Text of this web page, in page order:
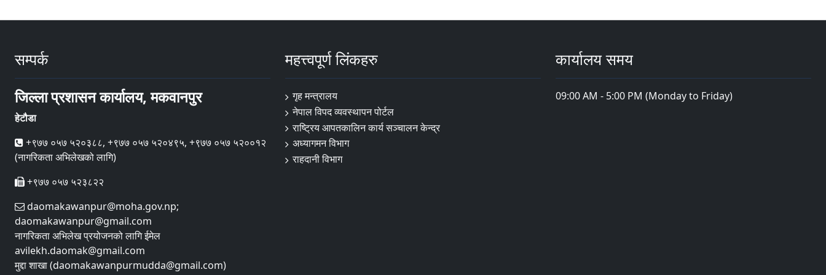
सम्पर्क
जिल्ला प्रशासन कार्यालय, मकवानपुर
हेटौडा
+९७७ ०५७ ५२०३८८, +९७७ ०५७ ५२०४९५, +९७७ ०५७ ५२००१२
(नागरिकता अभिलेखको लागि)
+९७७ ०५७ ५२३८२२
daomakawanpur@moha.gov.np;
daomakawanpur@gmail.com
नागरिकता अभिलेख प्रयोजनको लागि ईमेल
avilekh.daomak@gmail.com
मुद्दा शाखा (daomakawanpurmudda@gmail.com)
महत्त्वपूर्ण लिंकहरु
गृह मन्त्रालय
नेपाल विपद व्यवस्थापन पोर्टल
राष्ट्रिय आपतकालिन कार्य सञ्चालन केन्द्र
अध्यागमन विभाग
राहदानी विभाग
कार्यालय समय
09:00 AM - 5:00 PM (Monday to Friday)